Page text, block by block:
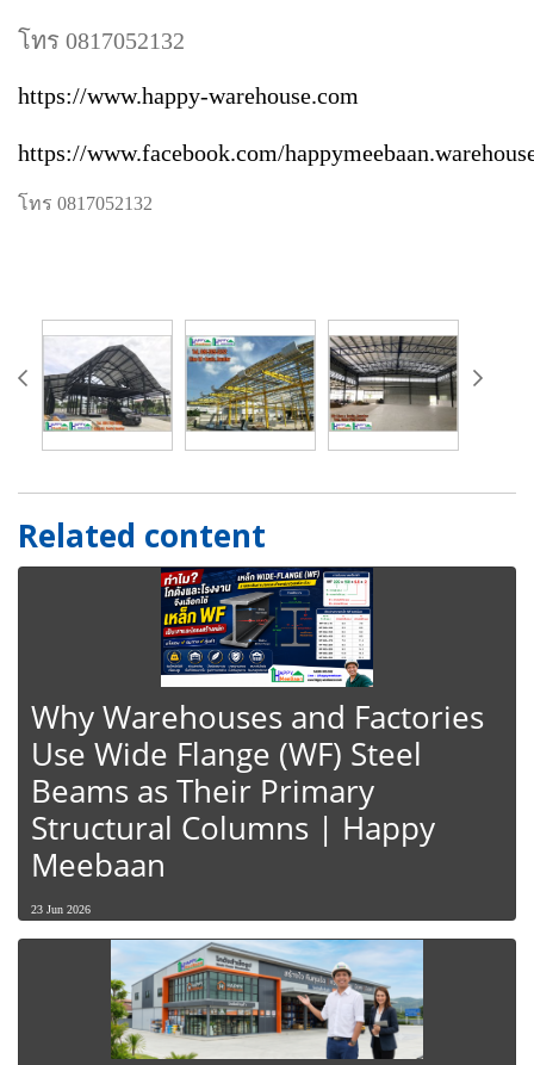
โทร 0817052132
https://www.happy-warehouse.com
https://www.facebook.com/
โทร 0817052132
Related content
Why Warehouses and Factories
Use Wide Flange (WF) Steel
Beams as Their Primary
Structural Columns | Happy
Meebaan
23 Jun 2026